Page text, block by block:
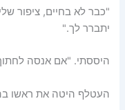
"כבר לא בחיים, ציפור
יתברר לך."
היססתי. "אם אנסה
העטלף היטה את ראשו